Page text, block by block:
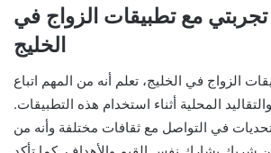
مع تطبيقات الزواج في
الخليج
الزواج في الخليج، تعلم أنه من المهم اتباع
المحلية أثناء استخدام هذه التطبيقات.
في التواصل مع ثقافات مختلفة وأنه من